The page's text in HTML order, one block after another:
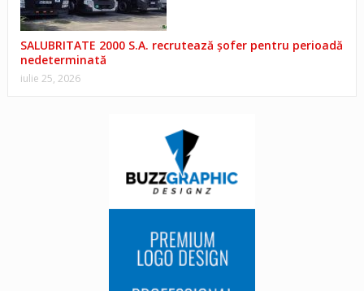
SALUBRITATE 2000 S.A. recrutează șofer pentru perioadă
nedeterminată
iulie 25, 2026